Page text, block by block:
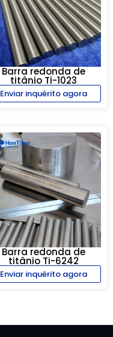
Barra redonda de
titânio Ti-1023
Enviar inquérito agora
Barra redonda de
titânio Ti-6242
Enviar inquérito agora